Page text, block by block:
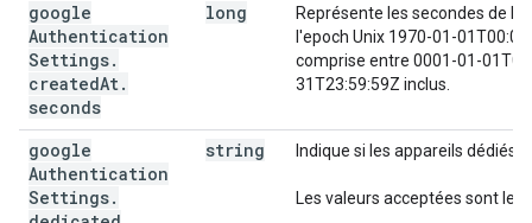
google
Authentication
Settings.
createdAt.
seconds
long
Représente les secondes de
l'epoch Unix 1970-01-
comprise entre 0001-01-
31T23:59:59Z inclus.
google
Authentication
Settings.
string Indique si les appareils dédiés
Les valeurs acceptées sont les